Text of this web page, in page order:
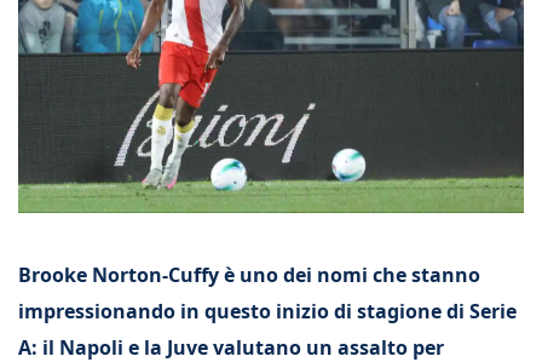
Brooke Norton-Cuffy è uno dei nomi che stanno
impressionando in questo inizio di stagione di Serie
A: il Napoli e la Juve valutano un assalto per